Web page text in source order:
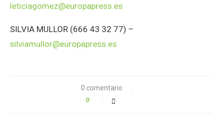
leticiagomez@europapress.es
SILVIA MULLOR (666 43 32 77) –
silviamullor@europapress.es
0 comentario
0